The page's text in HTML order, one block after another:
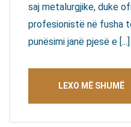
saj metalurgjike, duke
profesionistë në fusha
punësimi janë pjesë e [...]
LEXO MË SHUMË